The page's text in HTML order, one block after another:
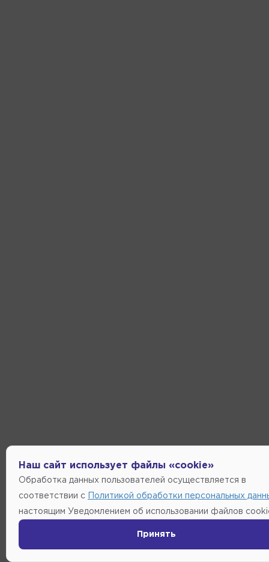
Наш сайт использует файлы «cookie»
Обработка данных пользователей осуществляется в
соответствии с Политикой обработки персональных
настоящим Уведомлением об использовании файлов
Принять